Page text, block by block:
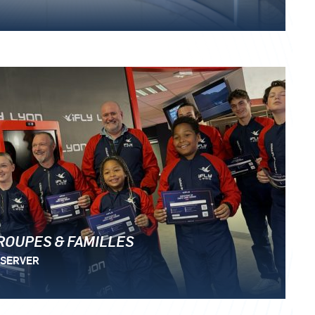
& FAMILLES